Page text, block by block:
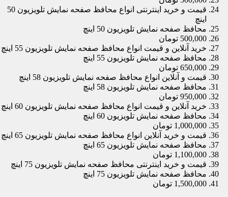
قیمت و خرید اینترنتی انواع محافظ صفحه نمایش تلویزیون 50
اینچ
محافظ صفحه نمایش تلویزیون 50 اینچ
500,000 تومان
خرید آنلاین و قیمت انواع محافظ صفحه نمایش تلویزیون 55 اینچ
محافظ صفحه نمایش تلویزیون 55 اینچ
650,000 تومان
قیمت و آنلاین انواع محافظ صفحه نمایش تلویزیون 58 اینچ
محافظ صفحه نمایش تلویزیون 58 اینچ
950,000 تومان
خرید آنلاین و قیمت انواع محافظ صفحه نمایش تلویزیون 60 اینچ
محافظ صفحه نمایش تلویزیون 60 اینچ
1,000,000 تومان
قیمت و خرید آنلاین انواع محافظ صفحه نمایش تلویزیون 65 اینچ
محافظ صفحه نمایش تلویزیون 65 اینچ
1,100,000 تومان
قیمت و خرید اینترنتی محافظ صفحه نمایش تلویزیون 75 اینچ
محافظ صفحه نمایش تلویزیون 75 اینچ
1,500,000 تومان